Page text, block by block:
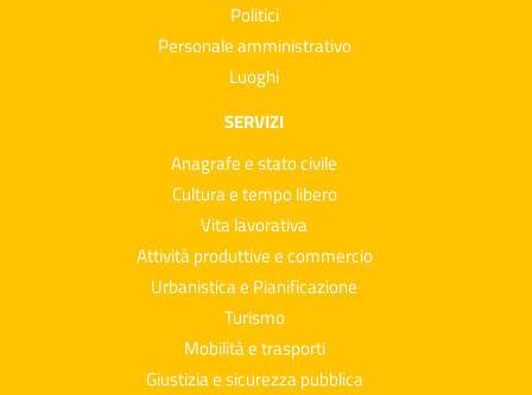
Politici
Personale amministrativo
Luoghi
SERVIZI
Anagrafe e stato civile
Cultura e tempo libero
Vita lavorativa
Attività produttive e commercio
Urbanistica e Pianificazione
Turismo
Mobilità e trasporti
Giustizia e sicurezza pubblica